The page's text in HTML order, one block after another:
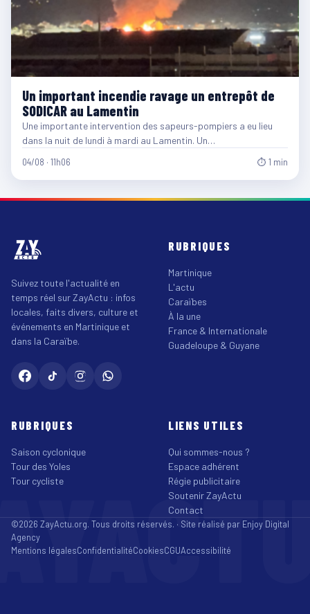
Un important incendie ravage un entrepôt de
SODICAR au Lamentin
Une importante intervention des sapeurs-pompiers a eu lieu
dans la nuit de lundi à mardi au Lamentin. Un…
04/08 · 11h06 ⏱ 1 min
Suivez toute l'actualité en
temps réel sur ZayActu : infos
locales, faits divers, culture et
événements en Martinique et
dans la Caraïbe.
RUBRIQUES
Martinique
L'actu
Caraïbes
À la une
France & Internationale
Guadeloupe & Guyane
RUBRIQUES
Saison cyclonique
Tour des Yoles
Tour cycliste
LIENS UTILES
Qui sommes-nous ?
Espace adhérent
Régie publicitaire
Soutenir ZayActu
Contact
©2026 ZayActu.org. Tous droits réservés. · Site réalisé par Enjoy Digital
Agency
Mentions légalesConfidentialitéCookiesCGUAccessibilité